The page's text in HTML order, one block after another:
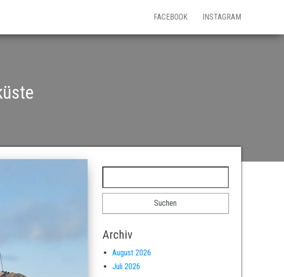
FACEBOOK INSTAGRAM
Archiv
August 2026
Juli 2026